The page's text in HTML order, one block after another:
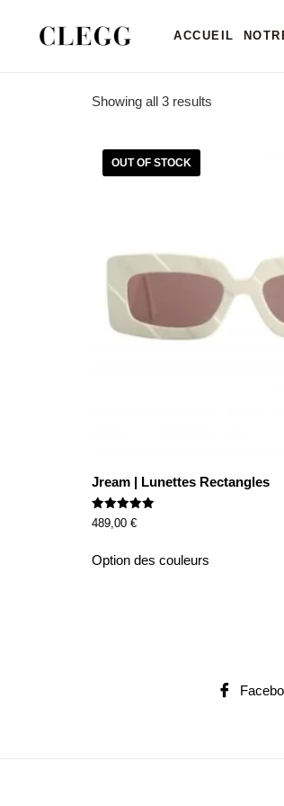
ACCUEIL
Showing all 3 results
Jream | Lunettes Rectangles
Rated
5.00
489,00 €
Option des couleurs